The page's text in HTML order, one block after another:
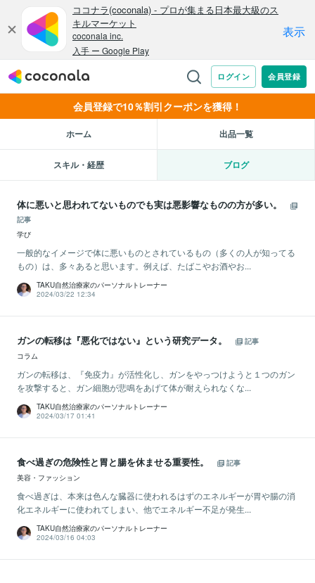
会員登録で10％割引クーポンを獲得！
ホーム 出品一覧
スキル・経歴 ブログ
体に悪いと思われてないものでも実は悪影響なものの方が多い。
記事
学び
一般的なイメージで体に悪いものとされているもの（多くの人が知ってる
もの）は、多々あると思います。例えば、たばこやお酒やお...
TAKU自然治療家のパーソナルトレーナー
2024/03/22 12:34
ガンの転移は『悪化ではない』という研究データ。
記事
コラム
ガンの転移は、『免疫力』が活性化し、ガンをやっつけようと１つのガン
を攻撃すると、ガン細胞が悲鳴をあげて体が耐えられなくな...
TAKU自然治療家のパーソナルトレーナー
2024/03/17 01:41
食べ過ぎの危険性と胃と腸を休ませる重要性。
記事
美容・ファッション
食べ過ぎは、本来は色んな臓器に使われるはずのエネルギーが胃や腸の消
化エネルギーに使われてしまい、他でエネルギー不足が発生...
TAKU自然治療家のパーソナルトレーナー
2024/03/16 04:03